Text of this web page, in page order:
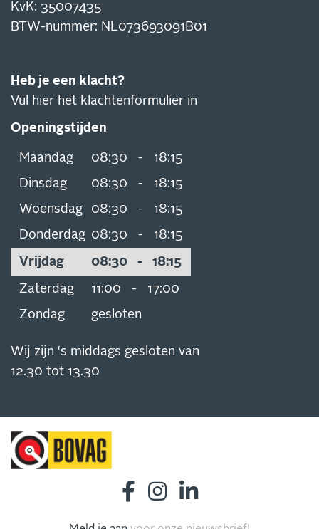
KvK: 35007435
BTW-nummer: NL073693091B01
Heb je een klacht?
Vul hier het klachtenformulier in
Openingstijden
Maandag 08:30 -
18:15
Dinsdag
08:30 -
18:15
Woensdag
08:30 -
18:15
Donderdag 08:30 - 18:15
Vrijdag 08:30 - 18:15
Zaterdag 11:00 -
17:00
Zondag
gesloten
Wij zijn 's middags gesloten van
12.30 tot 13.30